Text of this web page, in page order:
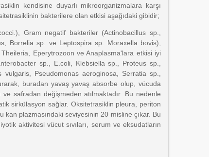
kendisine duyarlı mikroorganizmalara karşı
bakterilere olan etkisi aşağıdaki gibidir;
Gram negatif bakteriler (Actinobacillus sp.,
Borrelia sp. ve Leptospira sp. Moraxella bovis),
Eperytrozoon ve Anaplasma'lara etkisi iyi
sp., E.coli, Klebsiella sp., Proteus sp.,
Pseudomonas aeroginosa, Serratia sp.,
buradan yavaş yavaş absorbe olup, vücuda
safradan değişmeden atılmaktadır. Bu nedenle
sirkülasyon sağlar. Oksitetrasiklin pleura, periton
plazmasındaki seviyesinin 20 misline çıkar. Bu
aktivitesi vücut sıvıları, serum ve eksudatların